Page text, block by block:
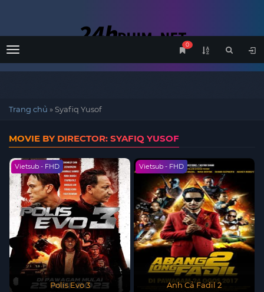
Menu
0
Trang chủ »Syafiq Yusof
MOVIE BY DIRECTOR: SYAFIQ YUSOF
Vietsub - FHD
Polis Evo 3
Vietsub - FHD
Anh Cả Fadil 2